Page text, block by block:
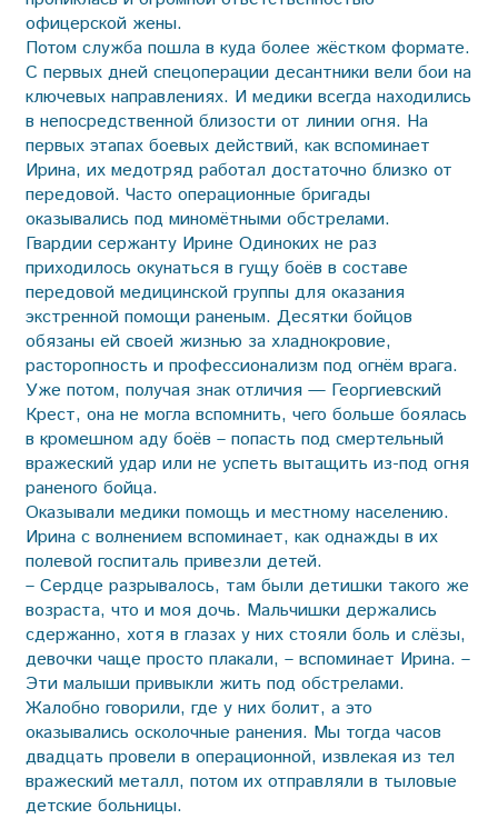
офицерской жены.
Потом служба пошла в куда более жёстком формате.
С первых дней спецоперации десантники вели бои на
ключевых направлениях. И медики всегда находились
в непосредственной близости от линии огня. На
первых этапах боевых действий, как вспоминает
Ирина, их медотряд работал достаточно близко от
передовой. Часто операционные бригады
оказывались под миномётными об­стрелами.
Гвардии сержанту Ирине Одиноких не раз
приходилось окунаться в гущу боёв в составе
передовой медицинской группы для оказания
экстренной помощи раненым. Десятки бойцов
обязаны ей своей жизнью за хладнокровие,
расторопность и профессионализм под огнём врага.
Уже потом, получая знак отличия — Георгиевский
Крест, она не могла вспомнить, чего больше боялась
в кромешном аду боёв – попасть под смертельный
вражеский удар или не успеть вытащить из-под огня
раненого бойца.
Оказывали медики помощь и местному населению.
Ирина с волнением вспоминает, как однажды в их
полевой госпиталь привезли детей.
– Сердце разрывалось, там были детишки такого же
возраста, что и моя дочь. Мальчишки держались
сдержанно, хотя в глазах у них стояли боль и слёзы,
девочки чаще просто плакали, – вспоминает Ирина. –
Эти малыши привыкли жить под обстрелами.
Жалобно говорили, где у них болит, а это
оказывались осколочные ранения. Мы тогда часов
двадцать провели в операционной, извлекая из тел
вражеский металл, потом их отправляли в тыловые
детские больницы.